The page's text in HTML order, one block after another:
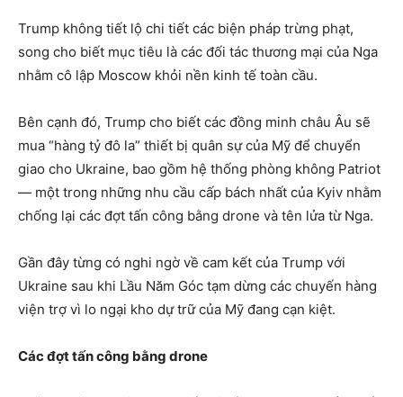
Trump không tiết lộ chi tiết các biện pháp trừng phạt,
song cho biết mục tiêu là các đối tác thương mại của Nga
nhằm cô lập Moscow khỏi nền kinh tế toàn cầu.
Bên cạnh đó, Trump cho biết các đồng minh châu Âu sẽ
mua “hàng tỷ đô la” thiết bị quân sự của Mỹ để chuyển
giao cho Ukraine, bao gồm hệ thống phòng không Patriot
— một trong những nhu cầu cấp bách nhất của Kyiv nhằm
chống lại các đợt tấn công bằng drone và tên lửa từ Nga.
Gần đây từng có nghi ngờ về cam kết của Trump với
Ukraine sau khi Lầu Năm Góc tạm dừng các chuyến hàng
viện trợ vì lo ngại kho dự trữ của Mỹ đang cạn kiệt.
Các đợt tấn công bằng drone